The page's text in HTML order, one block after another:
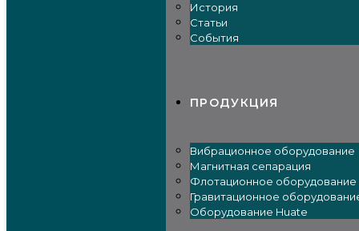
История
Статьи
События
ПРОДУКЦИЯ
Вибрационное оборудование
Магнитная сепарация
Флотационное оборудование
Гравитационное
Оборудование Huate